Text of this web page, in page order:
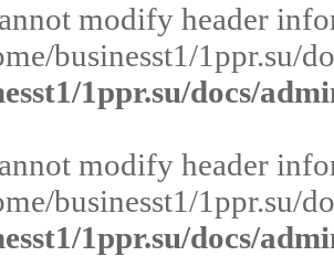
modify header
businesst1/1ppr.su/
1ppr.su/docs/
modify header
businesst1/1ppr.su/
1ppr.su/docs/